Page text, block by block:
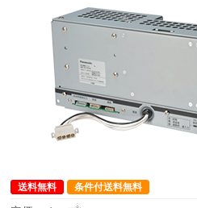
送料無料 条件付送料無料